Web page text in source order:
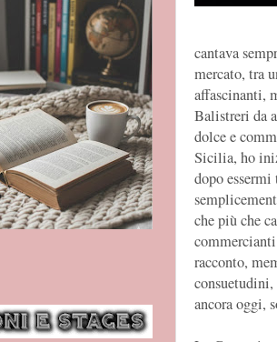
cantava
mercato, tra
affascinanti,
Balistreri da
dolce e
Sicilia, ho
dopo essermi
che più che
racconto,
ancora oggi,